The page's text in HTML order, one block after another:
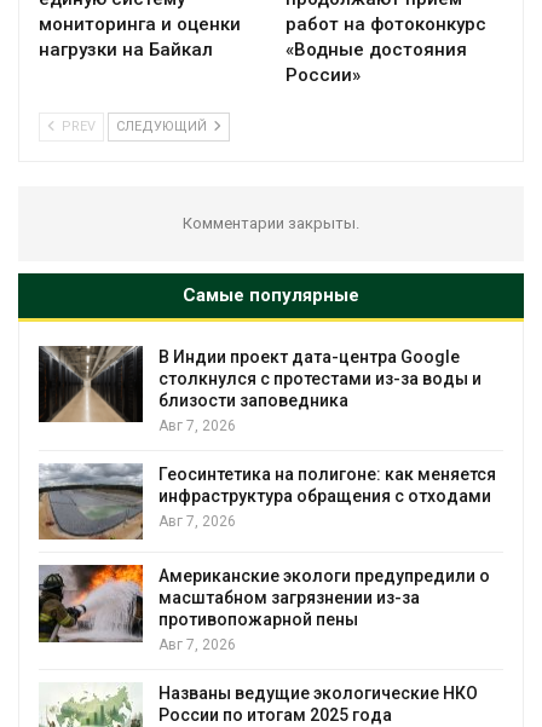
мониторинга и оценки
нагрузки на Байкал
работ на фотоконкурс
«Водные достояния
России»
PREV СЛЕДУЮЩИЙ
Комментарии закрыты.
Самые популярные
В Индии проект дата-центра Google
столкнулся с протестами из-за воды и
близости заповедника
Авг 7, 2026
Геосинтетика на полигоне: как меняется
инфраструктура обращения с отходами
Авг 7, 2026
Американские экологи предупредили о
масштабном загрязнении из-за
противопожарной пены
Авг 7, 2026
Названы ведущие экологические НКО
России по итогам 2025 года